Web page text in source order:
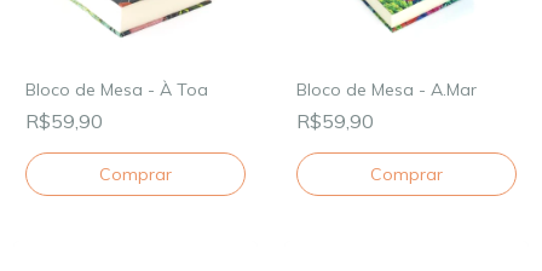
Bloco de Mesa - À Toa
R$59,90
Bloco de Mesa - A.Mar
R$59,90